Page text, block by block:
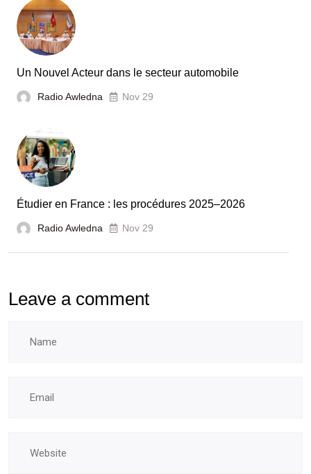
France
et
écoles
Un Nouvel Acteur dans le secteur automobile
Radio Awledna Nov 29
Étudier en France : les procédures 2025–2026
Radio Awledna Nov 29
Leave a comment